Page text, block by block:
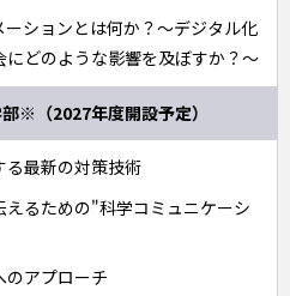
ションとは何か？〜デジタル化
どのような影響を及ぼすか？〜
※（2027年度開設予定）
る最新の対策技術
るための"科学コミュニケーシ
のアプローチ